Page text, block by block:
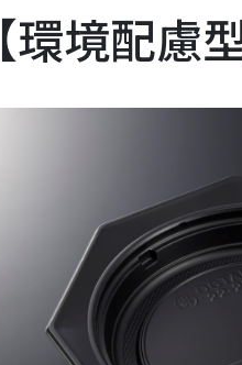
【環境配慮